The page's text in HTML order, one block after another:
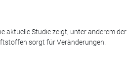
aktuelle Studie zeigt, unter anderem der
sorgt für Veränderungen.